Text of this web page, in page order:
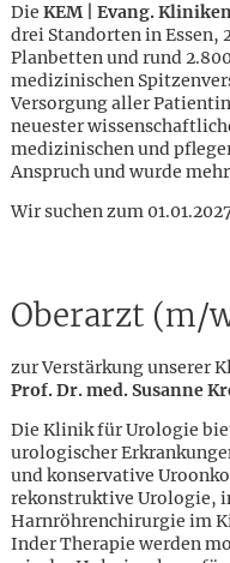
Die KEM | Evang.
drei Standorten in Essen,
Planbetten und rund
medizinischen
Versorgung aller
neuester
medizinischen und
Anspruch und wurde
Wir suchen zum
Oberarzt (m/
zur Verstärkung unserer
Prof. Dr. med. Susanne
Die Klinik für Urologie
urologischer
und konservative
rekonstruktive Urologie,
Harnröhrenchirurgie im
Inder Therapie werden